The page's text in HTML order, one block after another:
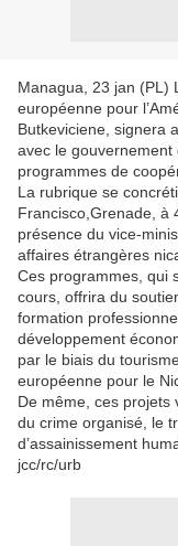
Managua, 23 jan (PL)
européenne pour
Butkeviciene, signera
avec le
programmes de
La rubrique se
Francisco,Grenade, à
présence du vice-
affaires étrangères
Ces programmes, qui
cours, offrira du
formation
développement
par le biais du
européenne pour le
De même, ces projets
du crime organisé, le
d’assainissement
jcc/rc/urb